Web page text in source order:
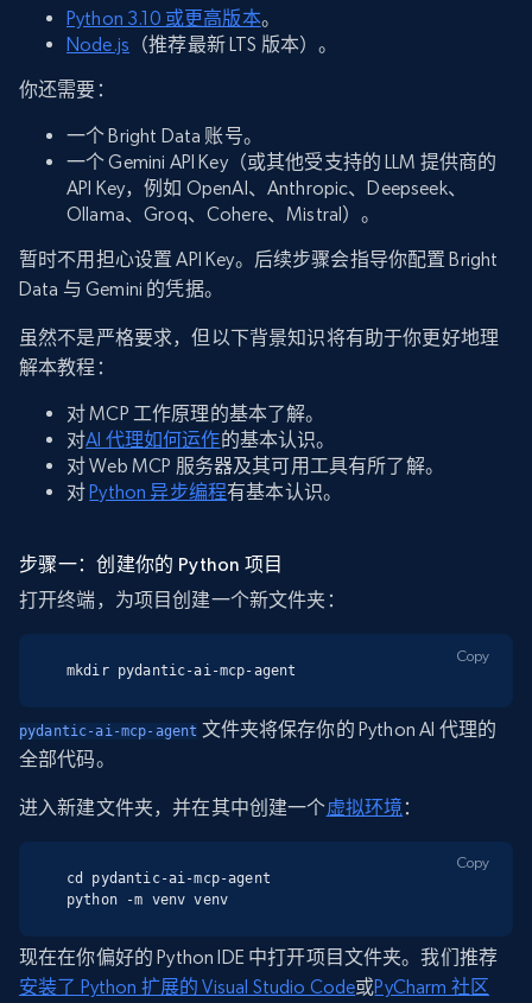
Python 3.10 或更高版本。
Node.js （推荐最新 LTS 版本）。
你还需要：
一个 Bright Data 账号。
一个 Gemini API Key（或其他受支持的 LLM 提供商的
API Key，例如 OpenAI、Anthropic、Deepseek、
Ollama、Groq、Cohere、Mistral）。
暂时不用担心设置 API Key。后续步骤会指导你配置 Bright
Data 与 Gemini 的凭据。
虽然不是严格要求，但以下背景知识将有助于你更好地理
解本教程：
对 MCP 工作原理的基本了解。
对AI 代理如何运作的基本认识。
对 Web MCP 服务器及其可用工具有所了解。
对 Python 异步编程有基本认识。
步骤一：创建你的 Python 项目
打开终端，为项目创建一个新文件夹：
mkdir pydantic-ai-mcp-agent
Copy
pydantic-ai-mcp-agent 文件夹将保存你的 Python AI 代理的
全部代码。
进入新建文件夹，并在其中创建一个虚拟环境 ：
cd pydantic-ai-mcp-agent
python -m venv venv
Copy
现在在你偏好的 Python IDE 中打开项目文件夹。我们推荐
安装了 Python 扩展的 Visual Studio Code或PyCharm 社区